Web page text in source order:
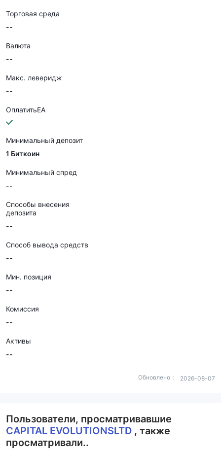
Торговая среда
--
Валюта
--
Макс. леверидж
--
ОплатитьEA
Минимальный депозит
1 Биткоин
Минимальный спред
--
Способы внесения
депозита
--
Способ вывода средств
--
Мин. позиция
--
Комиссия
--
Активы
--
Обновлено： 2026-08-07
Пользователи, просматривавшие
CAPITAL EVOLUTIONSLTD , также
просматривали..